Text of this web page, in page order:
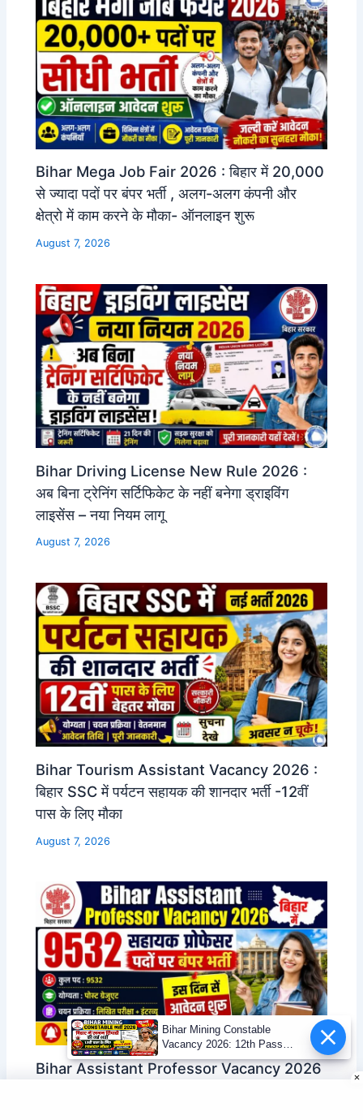
Bihar Mega Job Fair 2026 : बिहार में 20,000
से ज्यादा पदों पर बंपर भर्ती , अलग-अलग कंपनी और
क्षेत्रो में काम करने के मौका- ऑनलाइन शुरू
August 7, 2026
Bihar Driving License New Rule 2026 :
अब बिना ट्रेनिंग सर्टिफिकेट के नहीं बनेगा ड्राइविंग
लाइसेंस – नया नियम लागू
August 7, 2026
Bihar Tourism Assistant Vacancy 2026 :
बिहार SSC में पर्यटन सहायक की शानदार भर्ती -12वीं
पास के लिए मौका
August 7, 2026
Bihar Assistant Professor Vacancy 2026
Bihar Mining Constable
Vacancy 2026: 12th Pass
Mining Sipahi Bharti
Notification